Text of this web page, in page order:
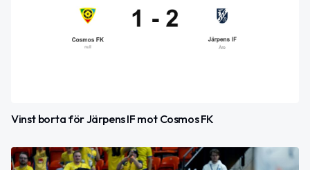
Vinst borta för Järpens IF mot Cosmos FK